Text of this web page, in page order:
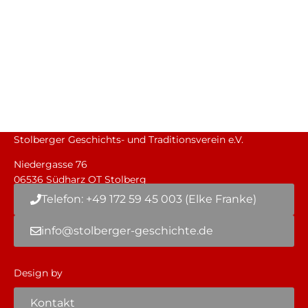
Stolberger Geschichts- und Traditionsverein e.V.
Niedergasse 76
06536 Südharz OT Stolberg
Telefon: +49 172 59 45 003 (Elke Franke)
info@stolberger-geschichte.de
Design by
Kontakt